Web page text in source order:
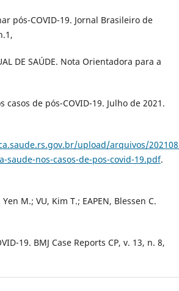
pós-COVID-19. Jornal Brasileiro de
DE SAÚDE. Nota Orientadora para a
casos de pós-COVID-19. Julho de 2021.
upload/arquivos/
saude-nos-casos-de-pos-covid-19.pdf.
M.; VU, Kim T.; EAPEN, Blessen C.
19. BMJ Case Reports CP, v. 13, n. 8,